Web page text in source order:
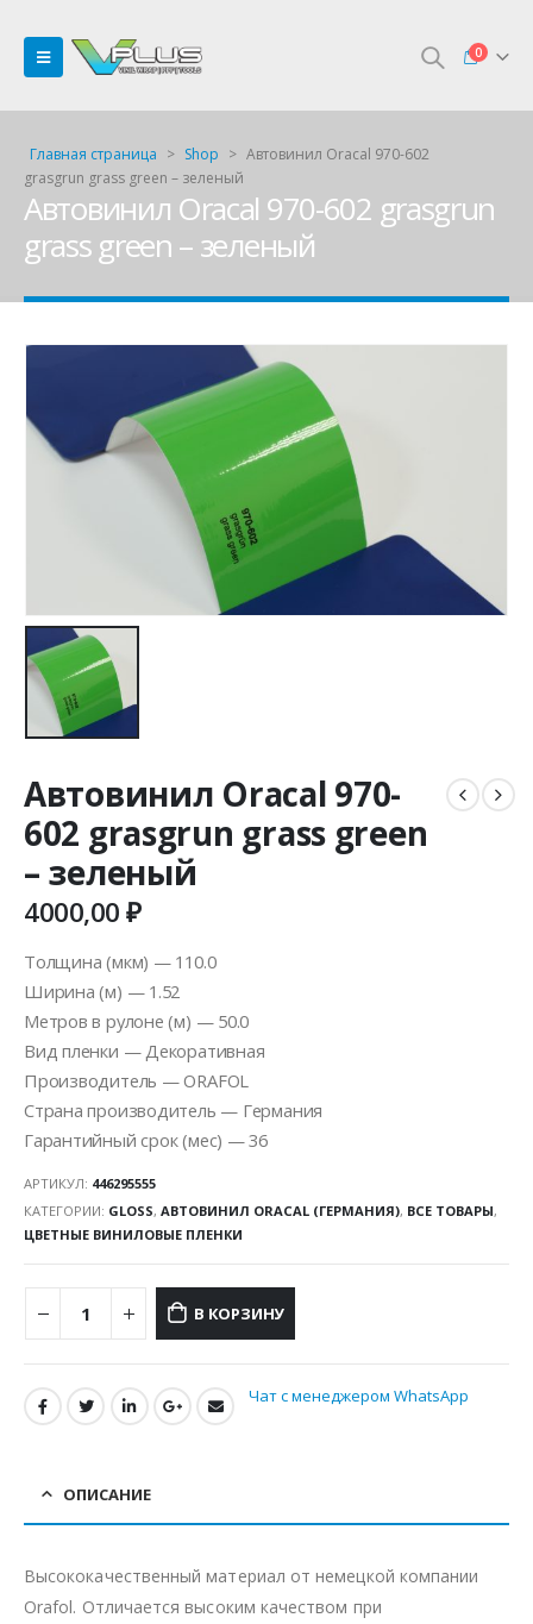
0
Главная страница > Shop > Автовинил Oracal 970-602
grasgrun grass green – зеленый
Автовинил Oracal 970-602 grasgrun
grass green – зеленый
Автовинил Oracal 970-
602 grasgrun grass green
– зеленый
4000,00₽
Толщина (мкм) — 110.0
Ширина (м) — 1.52
Метров в рулоне (м) — 50.0
Вид пленки — Декоративная
Производитель — ORAFOL
Страна производитель — Германия
Гарантийный срок (мес) — 36
АРТИКУЛ: 446295555
КАТЕГОРИИ: GLOSS, АВТОВИНИЛ ORACAL (ГЕРМАНИЯ), ВСЕ ТОВАРЫ,
ЦВЕТНЫЕ ВИНИЛОВЫЕ ПЛЕНКИ
В КОРЗИНУ
Чат с менеджером WhatsApp
ОПИСАНИЕ
Высококачественный материал от немецкой компании
Orafol. Отличается высоким качеством при